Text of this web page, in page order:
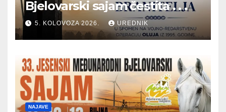
Bjelovarski sajam čestita . . .
5. KOLOVOZA 2026. UREDNIK
NAJAVE